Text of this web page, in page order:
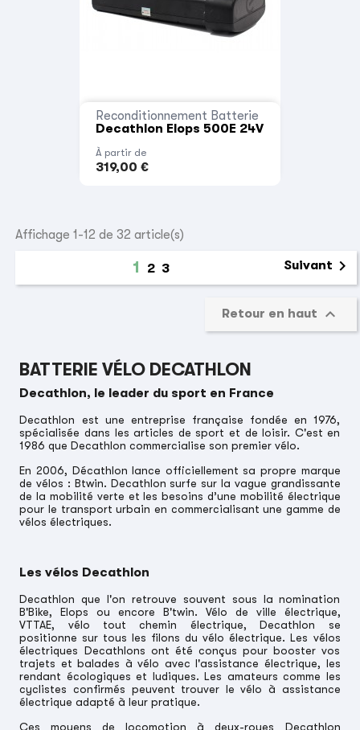
Reconditionnement Batterie
Decathlon Elops 500E 24V
À partir de
319,00 €
Affichage 1-12 de 32 article(s)
1 2 3 Suivant 
Retour en haut 
BATTERIE VÉLO DECATHLON
Decathlon, le leader du sport en France
Decathlon est une entreprise française fondée en 1976,
spécialisée dans les articles de sport et de loisir. C'est en
1986 que Decathlon commercialise son premier vélo.
En 2006, Décathlon lance officiellement sa propre marque
de vélos : Btwin. Decathlon surfe sur la vague grandissante
de la mobilité verte et les besoins d’une mobilité électrique
pour le transport urbain en commercialisant une gamme de
vélos électriques.
Les vélos Decathlon
Decathlon que l'on retrouve souvent sous la nomination
B'Bike, Elops ou encore B'twin. Vélo de ville électrique,
VTTAE, vélo tout chemin électrique, Decathlon se
positionne sur tous les filons du vélo électrique. Les vélos
électriques Decathlons ont été conçus pour booster vos
trajets et balades à vélo avec l'assistance électrique, les
rendant écologiques et ludiques. Les amateurs comme les
cyclistes confirmés peuvent trouver le vélo à assistance
électrique adapté à leur pratique.
Ces moyens de locomotion à deux-roues Decathlon